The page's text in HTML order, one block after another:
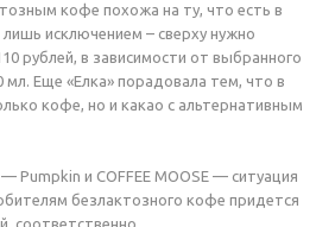
кофе похожа на ту, что есть в
исключением – сверху нужно
рублей, в зависимости от выбранного
Еще «Елка» порадовала тем, что в
кофе, но и какао с альтернативным
Pumpkin и COFFEE MOOSE — ситуация
безлактозного кофе придется
соответственно.